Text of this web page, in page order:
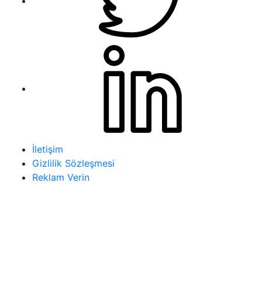
İletişim
Gizlilik Sözleşmesi
Reklam Verin